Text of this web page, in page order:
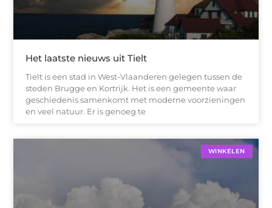
Het laatste nieuws uit Tielt
Tielt is een stad in West-Vlaanderen gelegen tussen de
steden Brugge en Kortrijk. Het is een gemeente waar
geschiedenis samenkomt met moderne voorzieningen
en veel natuur. Er is genoeg te
WINKELEN